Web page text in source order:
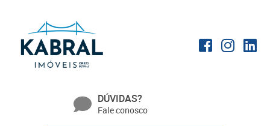
DÚVIDAS?
Fale conosco